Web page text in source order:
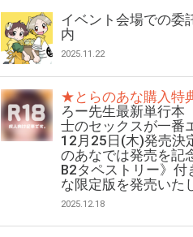
イベント会場での委
内
2025.11.22
★とらのあな購入特
ろー先生最新単行本
士のセックスが一番
12月25日(木)発売決
のあなでは発売を記
B2タペストリー》付
な限定版を発売いた
2025.12.18